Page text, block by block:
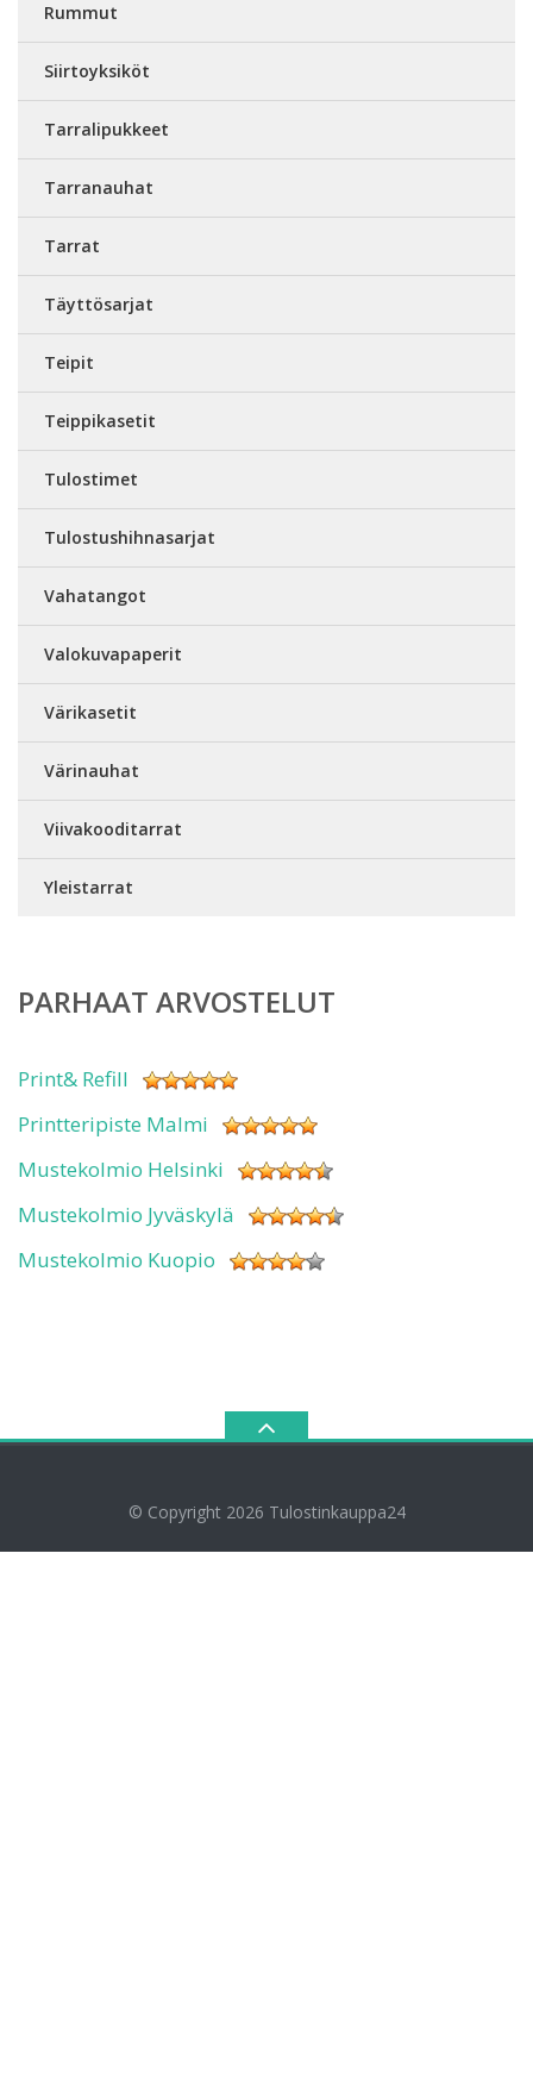
Rummut
Siirtoyksiköt
Tarralipukkeet
Tarranauhat
Tarrat
Täyttösarjat
Teipit
Teippikasetit
Tulostimet
Tulostushihnasarjat
Vahatangot
Valokuvapaperit
Värikasetit
Värinauhat
Viivakooditarrat
Yleistarrat
PARHAAT ARVOSTELUT
Print& Refill
Printteripiste Malmi
Mustekolmio Helsinki
Mustekolmio Jyväskylä
Mustekolmio Kuopio
© Copyright 2026 Tulostinkauppa24